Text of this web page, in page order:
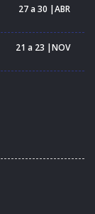
27 a 30 |ABR
21 a 23 |NOV